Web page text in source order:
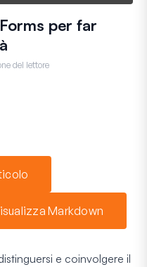
per far
del lettore
Markdown
e coinvolgere il